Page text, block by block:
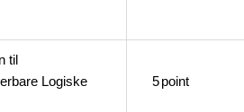
til
Logiske
5point